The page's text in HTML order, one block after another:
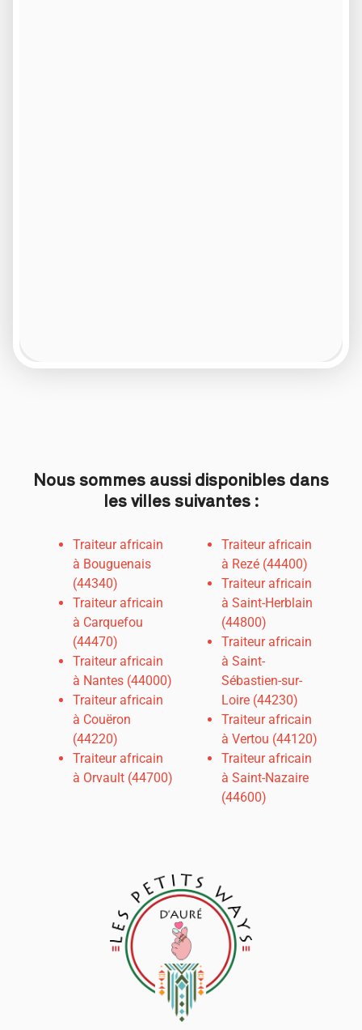
Nous sommes aussi disponibles dans
les villes suivantes :
Traiteur africain
à Bouguenais
(44340)
Traiteur africain
à Carquefou
(44470)
Traiteur africain
à Nantes (44000)
Traiteur africain
à Couëron
(44220)
Traiteur africain
à Orvault (44700)
Traiteur africain
à Rezé (44400)
Traiteur africain
à Saint-Herblain
(44800)
Traiteur africain
à Saint-
Sébastien-sur-
Loire (44230)
Traiteur africain
à Vertou (44120)
Traiteur africain
à Saint-Nazaire
(44600)